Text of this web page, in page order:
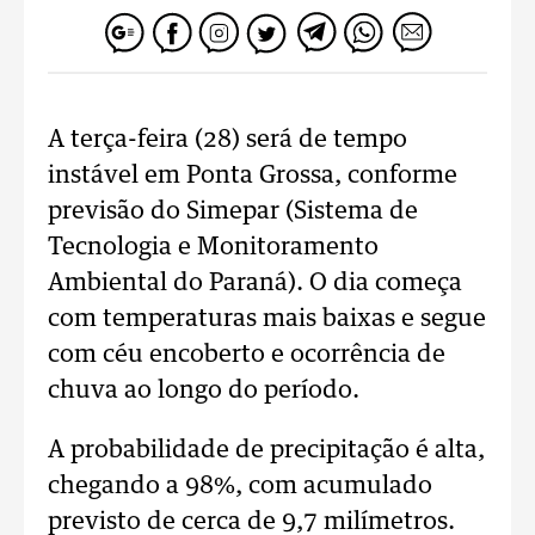
A terça-feira (28) será de tempo
instável em Ponta Grossa, conforme
previsão do Simepar (Sistema de
Tecnologia e Monitoramento
Ambiental do Paraná). O dia começa
com temperaturas mais baixas e segue
com céu encoberto e ocorrência de
chuva ao longo do período.
A probabilidade de precipitação é alta,
chegando a 98%, com acumulado
previsto de cerca de 9,7 milímetros.